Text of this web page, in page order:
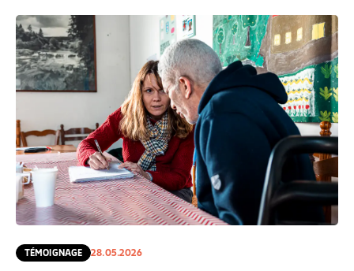
TÉMOIGNAGE 28.05.2026